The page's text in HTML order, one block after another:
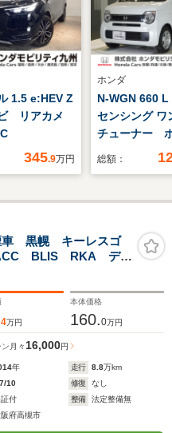
1.5 e:HEV Z
リアカメ
345.9万円
ホンダ
N-WGN 660 L
センシング ワ
チューナー
ンシング ク
年間走行無制
総額：
車 黒幌 キーレスゴ
BLIS RKA ディ
ート シートヒータ
カメラ
4万円
本体価格
160.0万円
月々 16,000円
年 走行 8.8万km
10 修復
なし
付 整備
法定整備無
府高槻市